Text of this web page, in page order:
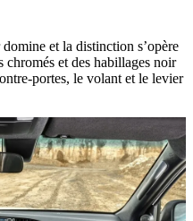
et la distinction s’opère
chromés et des habillages noir
portes, le volant et le levier